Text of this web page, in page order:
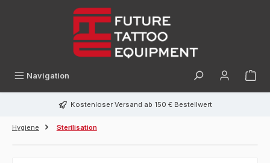
Navigation
Kostenloser Versand ab 150 € Bestellwert
Hygiene Sterilisation